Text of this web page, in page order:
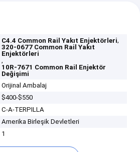
C4.4 Common Rail Yakıt Enjektörleri,
320-0677 Common Rail Yakıt
Enjektörleri
,
10R-7671 Common Rail Enjektör
Değişimi
Orijinal Ambalaj
$400-$550
C-A-TERPILLA
Amerika Birleşik Devletleri
1